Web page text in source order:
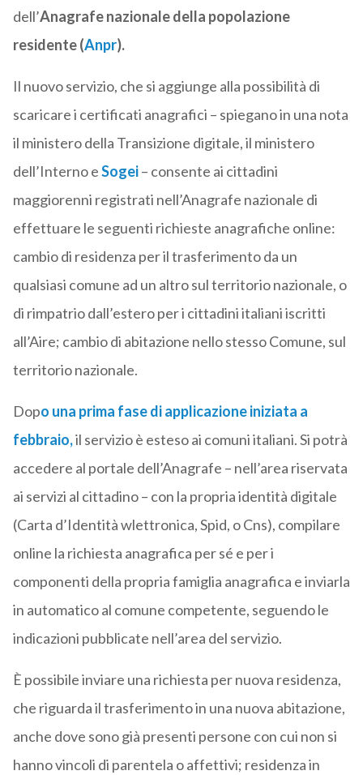
dell’Anagrafe nazionale della popolazione
residente (Anpr).
Il nuovo servizio, che si aggiunge alla possibilità di
scaricare i certificati anagrafici – spiegano in una nota
il ministero della Transizione digitale, il ministero
dell’Interno eSogei– consente ai cittadini
maggiorenni registrati nell’Anagrafe nazionale di
effettuare le seguenti richieste anagrafiche online:
cambio di residenza per il trasferimento da un
qualsiasi comune ad un altro sul territorio nazionale, o
di rimpatrio dall’estero per i cittadini italiani iscritti
all’Aire; cambio di abitazione nello stesso Comune, sul
territorio nazionale.
Dopo una prima fase di applicazione iniziata a
febbraio,il servizio è esteso ai comuni italiani. Si potrà
accedere al portale dell’Anagrafe – nell’area riservata
ai servizi al cittadino – con la propria identità digitale
(Carta d’Identità wlettronica, Spid, o Cns), compilare
online la richiesta anagrafica per sé e per i
componenti della propria famiglia anagrafica e inviarla
in automatico al comune competente, seguendo le
indicazioni pubblicate nell’area del servizio.
È possibile inviare una richiesta per nuova residenza,
che riguarda il trasferimento in una nuova abitazione,
anche dove sono già presenti persone con cui non si
hanno vincoli di parentela o affettivi; residenza in